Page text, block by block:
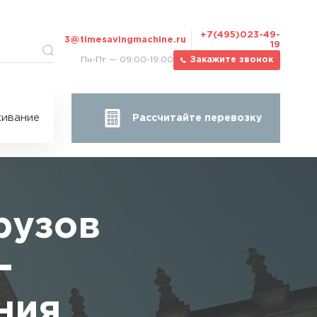
3@timesavingmachine.ru
+7(495)023-49-
19
Пн-Пт — 09:00-19:00
Закажите звонок
Рассчитайте перевозку